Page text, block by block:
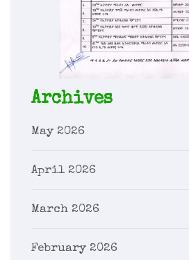
Archives
May 2026
April 2026
March 2026
February 2026